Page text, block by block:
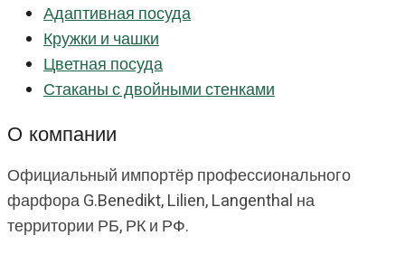
Адаптивная посуда
Кружки и чашки
Цветная посуда
Стаканы с двойными стенками
О компании
Официальный импортёр профессионального
фарфора G.Benedikt, Lilien, Langenthal на
территории РБ, РК и РФ.